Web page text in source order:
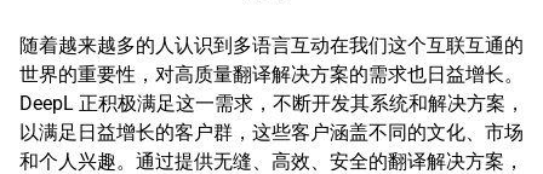
随着越来越多的人认识到多语言互动在我们这个互联互通的
世界的重要性，对高质量翻译解决方案的需求也日益增长。
DeepL 正积极满足这一需求，不断开发其系统和解决方案，
以满足日益增长的客户群，这些客户涵盖不同的文化、市场
和个人兴趣。通过提供无缝、高效、安全的翻译解决方案，